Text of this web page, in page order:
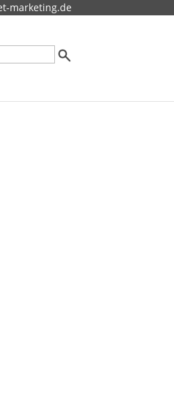
marketing.de